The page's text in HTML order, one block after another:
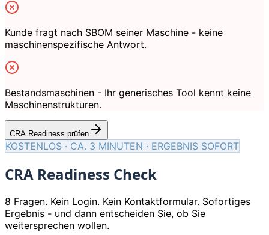
Kunde fragt nach SBOM seiner Maschine - keine
maschinenspezifische Antwort.
Bestandsmaschinen - Ihr generisches Tool kennt keine
Maschinenstrukturen.
CRA Readiness prüfen
KOSTENLOS · CA. 3 MINUTEN · ERGEBNIS SOFORT
CRA Readiness Check
8 Fragen. Kein Login. Kein Kontaktformular. Sofortiges
Ergebnis - und dann entscheiden Sie, ob Sie
weitersprechen wollen.